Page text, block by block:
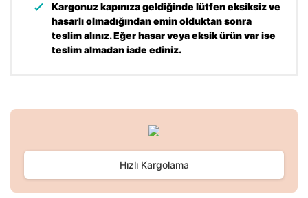
Kargonuz kapınıza geldiğinde lütfen eksiksiz ve
hasarlı olmadığından emin olduktan sonra
teslim alınız. Eğer hasar veya eksik ürün var ise
teslim almadan iade ediniz.
Bu ürüne ilk yorumu siz yapın!
Yorum Yaz
kullanarak tarafımıza iletebilirsiniz.
Ürün resmi kalitesiz, bozuk veya görüntülenemiyor.
Hızlı Kargolama